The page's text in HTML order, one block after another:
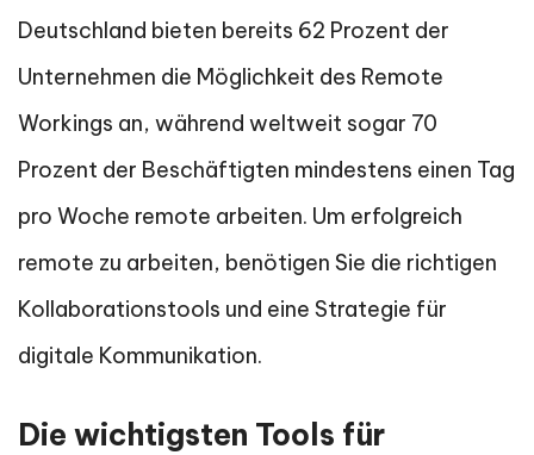
Deutschland bieten bereits 62 Prozent der
Unternehmen die Möglichkeit des Remote
Workings an, während weltweit sogar 70
Prozent der Beschäftigten mindestens einen Tag
pro Woche remote arbeiten. Um erfolgreich
remote zu arbeiten, benötigen Sie die richtigen
Kollaborationstools und eine Strategie für
digitale Kommunikation.
Die wichtigsten Tools für